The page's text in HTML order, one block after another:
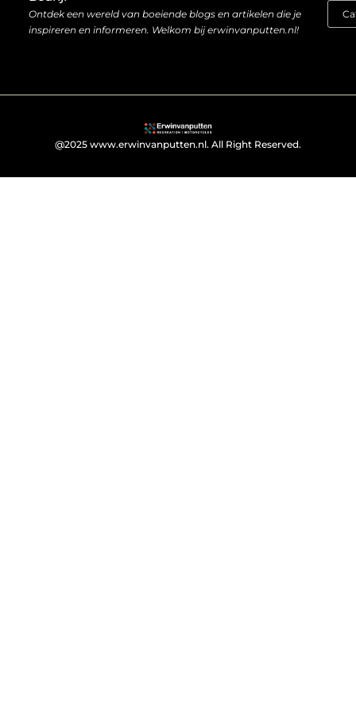
Ontdek een wereld van boeiende blogs en artikelen die je
inspireren en informeren. Welkom bij erwinvanputten.nl!
@2025 www.erwinvanputten.nl. All Right Reserved.